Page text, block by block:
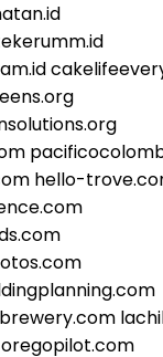
hello-
oregopilot.com